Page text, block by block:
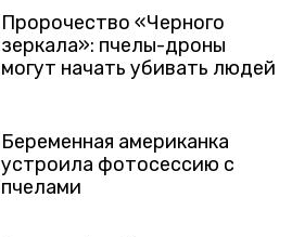
Пророчество «Черного
зеркала»: пчелы-дроны
могут начать убивать людей
Беременная американка
устроила фотосессию с
пчелами